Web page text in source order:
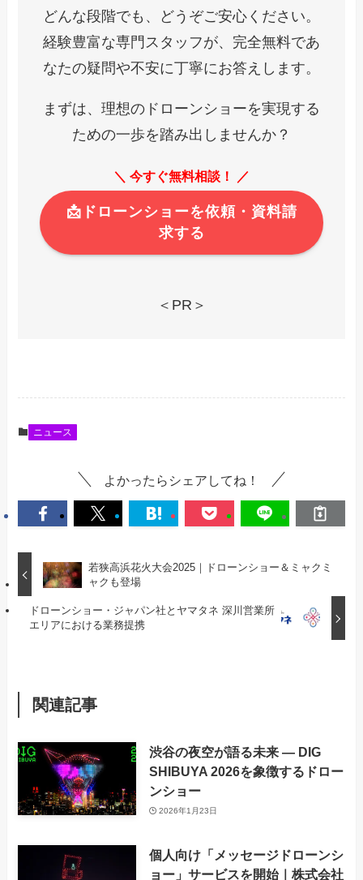
どんな段階でも、どうぞご安心ください。
経験豊富な専門スタッフが、完全無料であ
なたの疑問や不安に丁寧にお答えします。
まずは、理想のドローンショーを実現する
ための一歩を踏み出しませんか？
＼ 今すぐ無料相談！ ／
📩ドローンショーを依頼・資料請
求する
＜PR＞
ニュース
よかったらシェアしてね！
若狭高浜花火大会2025｜ドローンショー＆ミャクミ
ャクも登場
ドローンショー・ジャパン社とヤマタネ 深川営業所
エリアにおける業務提携
関連記事
渋谷の夜空が語る未来 ― DIG
SHIBUYA 2026を象徴するドロー
ンショー
2026年1月23日
個人向け「メッセージドローンシ
ョー」サービスを開始｜株式会社